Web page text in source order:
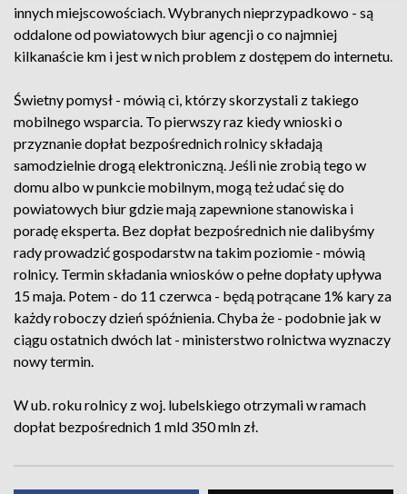
innych miejscowościach. Wybranych nieprzypadkowo - są
oddalone od powiatowych biur agencji o co najmniej
kilkanaście km i jest w nich problem z dostępem do internetu.
Świetny pomysł - mówią ci, którzy skorzystali z takiego
mobilnego wsparcia. To pierwszy raz kiedy wnioski o
przyznanie dopłat bezpośrednich rolnicy składają
samodzielnie drogą elektroniczną. Jeśli nie zrobią tego w
domu albo w punkcie mobilnym, mogą też udać się do
powiatowych biur gdzie mają zapewnione stanowiska i
poradę eksperta. Bez dopłat bezpośrednich nie dalibyśmy
rady prowadzić gospodarstw na takim poziomie - mówią
rolnicy. Termin składania wniosków o pełne dopłaty upływa
15 maja. Potem - do 11 czerwca - będą potrącane 1% kary za
każdy roboczy dzień spóźnienia. Chyba że - podobnie jak w
ciągu ostatnich dwóch lat - ministerstwo rolnictwa wyznaczy
nowy termin.
W ub. roku rolnicy z woj. lubelskiego otrzymali w ramach
dopłat bezpośrednich 1 mld 350 mln zł.